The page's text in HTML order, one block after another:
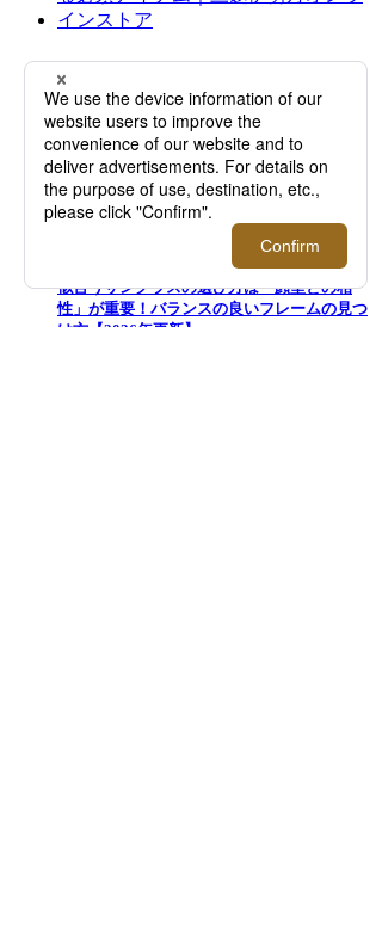
【カバンの中身】メンズ館おしゃれ男性スタ
ッフがバッグに入れている必須アイテム｜三
越伊勢丹オンラインストア
似合うサングラスの選び方は「顔型との相
性」が重要！バランスの良いフレームの見つ
け方【2026年更新】